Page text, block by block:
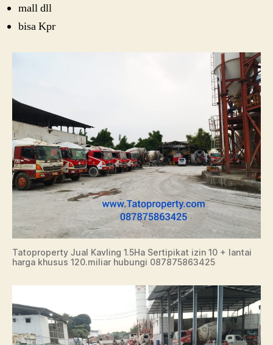
mall dll
bisa Kpr
Tatoproperty Jual Kavling 1.5Ha Sertipikat izin 10 + lantai
harga khusus 120.miliar hubungi 087875863425